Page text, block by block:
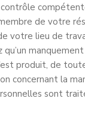
de votre
votre lieu de
qu’un
produit, de
concernant la
sont